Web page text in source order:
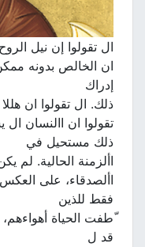
ال تقولوا إن نيل
ان الخالص بدونه ممكن.
إدراك
ذلك. ال تقولوا ان
تقولوا ان االنسان ال
ذلك مستحيل في
األزمنة الحالية. لم
األصدقاء، على
فقط للذين
ّطفت الحياة أهواءهم،
قد ل